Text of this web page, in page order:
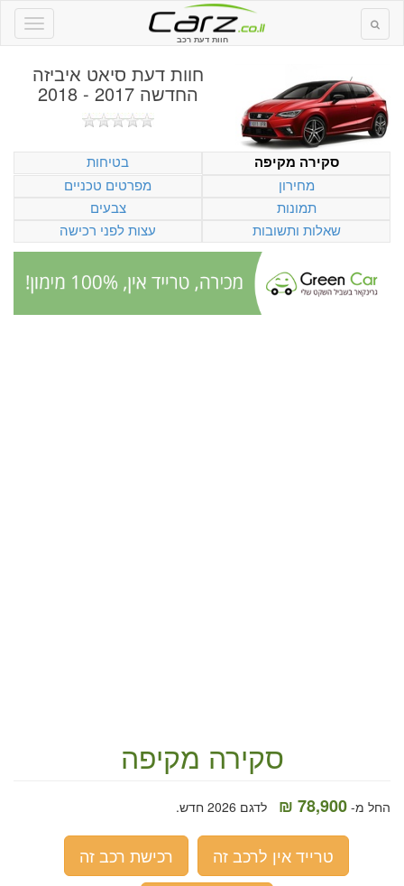
חוות דעת רכב
חוות דעת סיאט איביזה
החדשה 2017 - 2018
סקירה מקיפה
בטיחות
מחירון
מפרטים טכניים
תמונות
צבעים
שאלות ותשובות
עצות לפני רכישה
סקירה מקיפה
החל מ- 78,900 ₪ לדגם 2026 חדש.
טרייד אין לרכב זה
רכישת רכב זה